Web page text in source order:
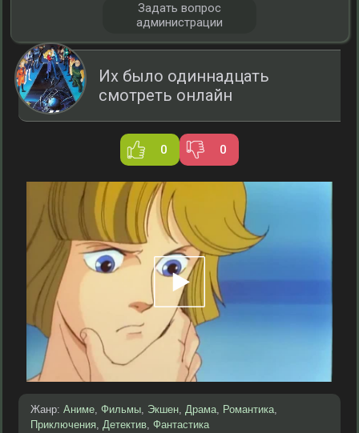
Их было одиннадцать
смотреть онлайн
0 0
Жанр: Аниме, Фильмы, Экшен, Драма, Романтика,
Приключения, Детектив, Фантастика
Задать вопрос
администрации